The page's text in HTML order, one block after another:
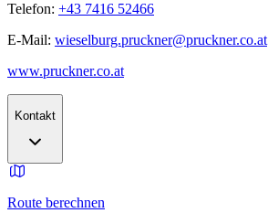
Telefon: +43 7416 52466
E-Mail: wieselburg.pruckner@pruckner.co.at
www.pruckner.co.at
Kontakt
Route berechnen